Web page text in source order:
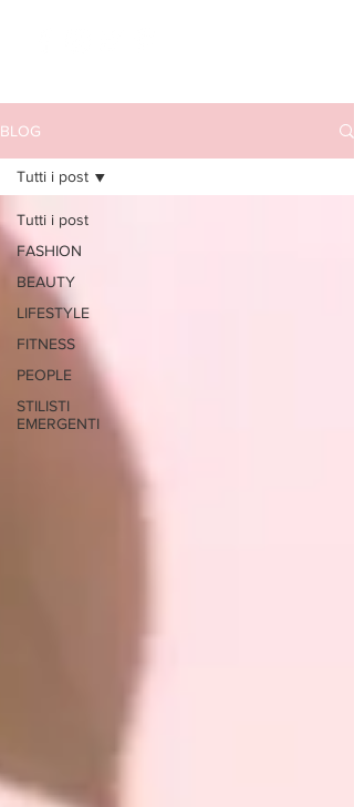
BLOG
Tutti i post
FASHION
BEAUTY
LIFESTYLE
FITNESS
PEOPLE
STILISTI
EMERGENTI
Tutti i post